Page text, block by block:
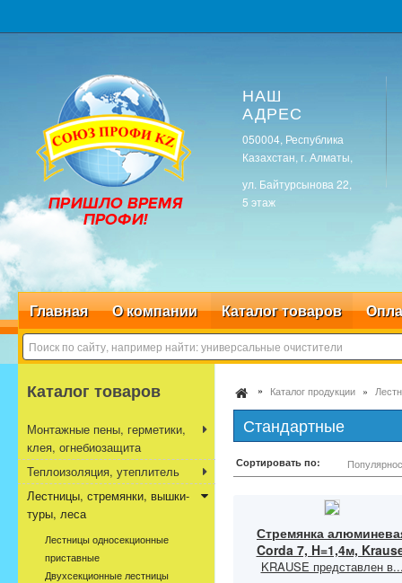
НАШ
АДРЕС
050004, Республика
Казахстан, г. Алматы,
ул. Байтурсынова 22,
5 этаж
Главная О компании Каталог товаров
Каталог продукции
Стандартные
Сортировать по:
Стремянка
Corda 7, H=1,4м,
KRAUSE представлен
Каталог товаров
Монтажные пены, герметики,
клея, огнебиозащита
Теплоизоляция, утеплитель
Лестницы, стремянки, вышки-
туры, леса
Лестницы односекционные
приставные
Двухсекционные лестницы